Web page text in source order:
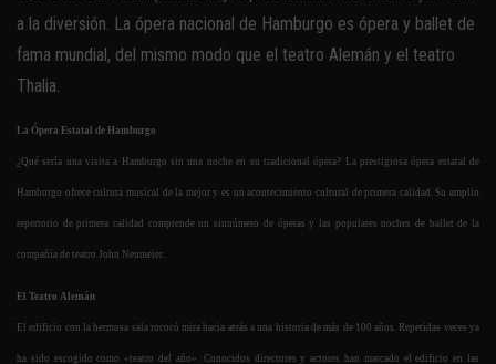
a la diversión. La ópera nacional de Hamburgo es ópera y ballet de
fama mundial, del mismo modo que el teatro Alemán y el teatro
Thalia.
La Ópera Estatal de Hamburgo
¿Qué sería una visita a Hamburgo sin una noche en su tradicional ópera? La prestigiosa ópera estatal de
Hamburgo ofrece cultura musical de la mejor y es un acontecimiento cultural de primera calidad. Su amplio
repertorio de primera calidad comprende un sinnúmero de óperas y las populares noches de ballet de la
compañía de teatro John Neumeier.
El Teatro Alemán
El edificio con la hermosa sala rococó mira hacia atrás a una historia de más de 100 años. Repetidas veces ya
ha sido escogido como «teatro del año». Conocidos directores y actores han marcado el edificio en las